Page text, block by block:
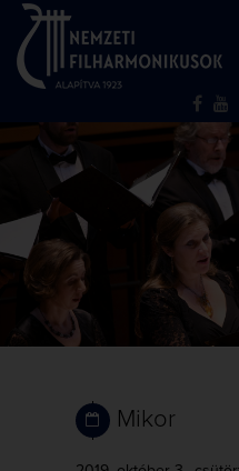
Mikor